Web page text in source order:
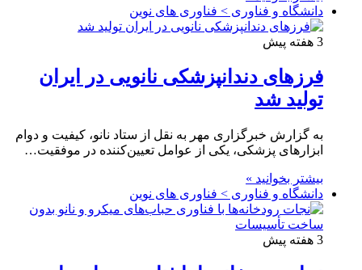
دانشگاه و فناوری > فناوری های نوین
3 هفته پیش
فرزهای دندانپزشکی نانویی در ایران
تولید شد
به گزارش خبرگزاری مهر به نقل از ستاد نانو، کیفیت و دوام
ابزارهای پزشکی، یکی از عوامل تعیین‌کننده در موفقیت…
بیشتر بخوانید »
دانشگاه و فناوری > فناوری های نوین
3 هفته پیش